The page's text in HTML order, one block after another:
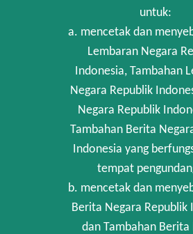
untuk:
a. mencetak dan
Lembaran Negara
Indonesia, Tambahan
Negara Republik
Negara Republik
Tambahan Berita
Indonesia yang
tempat
b. mencetak dan
Berita Negara Republik
dan Tambahan Berita